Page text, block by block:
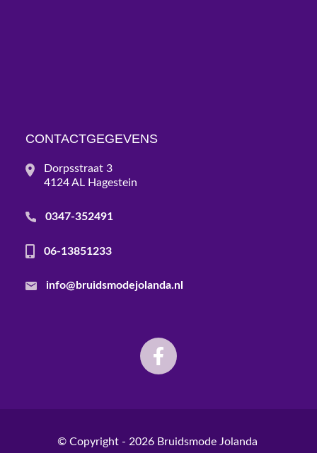
CONTACTGEGEVENS
Dorpsstraat 3
4124 AL Hagestein
0347-352491
06-13851233
info@bruidsmodejolanda.nl
© Copyright - 2026 Bruidsmode Jolanda